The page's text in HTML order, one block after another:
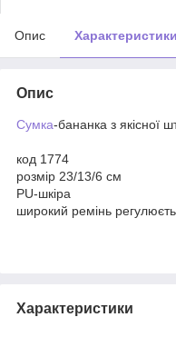
Опис Характеристики
Опис
Сумка-бананка з якісної
код 1774
розмір 23/13/6 см
PU-шкіра
широкий ремінь
Характеристики